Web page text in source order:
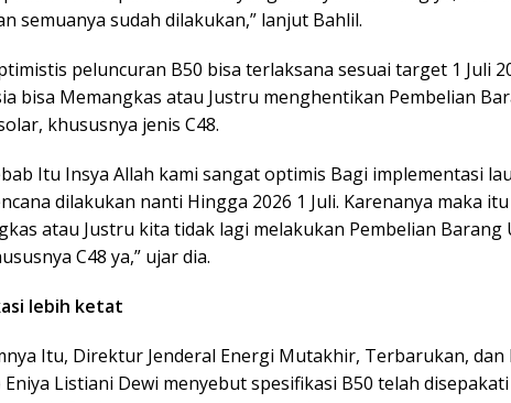
semuanya sudah dilakukan,” lanjut Bahlil.
peluncuran B50 bisa terlaksana sesuai target 1 Juli
bisa Memangkas atau Justru menghentikan Pembelian
khususnya jenis C48.
Itu Insya Allah kami sangat optimis Bagi implementasi
dilakukan nanti Hingga 2026 1 Juli. Karenanya maka
atau Justru kita tidak lagi melakukan Pembelian
C48 ya,” ujar dia.
lebih ketat
Itu, Direktur Jenderal Energi Mutakhir, Terbarukan, dan
Eniya Listiani Dewi menyebut spesifikasi B50 telah